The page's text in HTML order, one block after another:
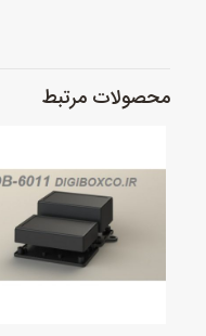
محصولات مرتبط